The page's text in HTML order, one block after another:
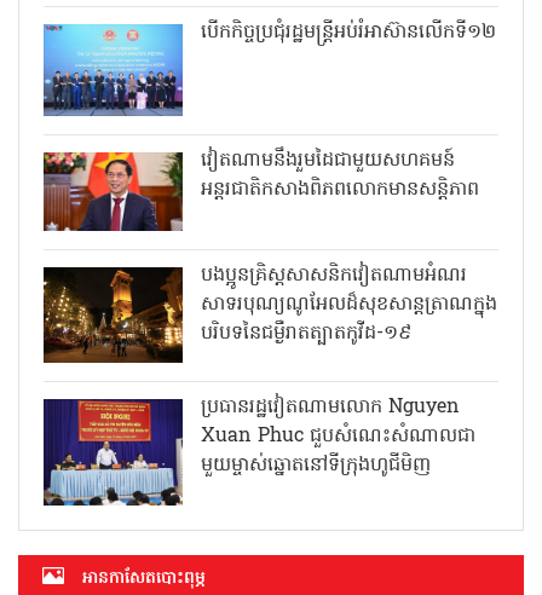
បើកកិច្ចប្រជុំរដ្ឋមន្ត្រីអប់រំអាស៊ានលើកទី១២
វៀតណាមនឹងរួមដៃជាមួយសហគមន៍
អន្តរជាតិកសាងពិភពលោកមានសន្តិភាព
បងប្អូនគ្រិស្តសាសនិកវៀតណាមអំណរ
សាទរបុណ្យណូអែលដ៏សុខសាន្តត្រាណក្នុង
បរិបទនៃជម្ងឺរាតត្បាតកូវីដ-១៩
ប្រធានរដ្ឋវៀតណាមលោក Nguyen
Xuan Phuc ជួបសំណេះសំណាលជា
មួយម្ចាស់ឆ្នោតនៅទីក្រុងហូជីមិញ
អាន​កាសែត​បោះពុម្ភ